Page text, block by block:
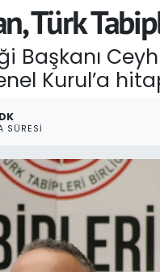
Türk
Başkanı
Kurul’a
SÜRESI